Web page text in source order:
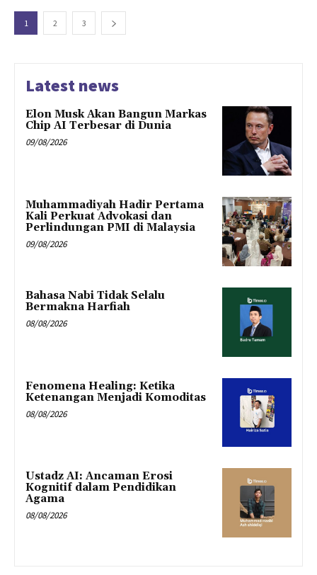
1 2 3
Latest news
Elon Musk Akan Bangun Markas
Chip AI Terbesar di Dunia
09/08/2026
Muhammadiyah Hadir Pertama
Kali Perkuat Advokasi dan
Perlindungan PMI di Malaysia
09/08/2026
Bahasa Nabi Tidak Selalu
Bermakna Harfiah
08/08/2026
Fenomena Healing: Ketika
Ketenangan Menjadi Komoditas
08/08/2026
Ustadz AI: Ancaman Erosi
Kognitif dalam Pendidikan
Agama
08/08/2026